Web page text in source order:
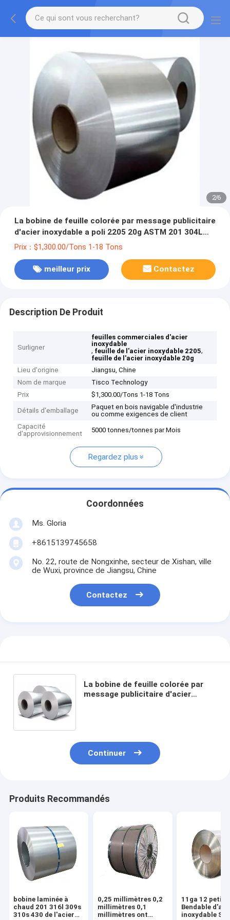
2/6
La bobine de feuille colorée par message publicitaire
d'acier inoxydable a poli 2205 20g ASTM 201 304L
316 316L 410
Prix：$1,300.00/Tons 1-18 Tons
meilleur prix Contactez
Description De Produit
Surligner
feuilles commerciales d'acier
inoxydable
, feuille de l'acier inoxydable 2205,
feuille de l'acier inoxydable 20g
Lieu d'origine
Jiangsu, Chine
Nom de marque
Tisco Technology
Prix
$1,300.00/Tons 1-18 Tons
Détails d'emballage
Paquet en bois navigable d'industrie
ou comme exigences de client
Capacité
d'approvisionnement
5000 tonnes/tonnes par Mois
Regardez plus
Coordonnées
Ms. Gloria
+8615139745658
No. 22, route de Nongxinhe, secteur de Xishan, ville
de Wuxi, province de Jiangsu, Chine
Contactez
La bobine de feuille colorée par
message publicitaire d'acier
Continuer
Produits Recommandés
bobine laminée à
chaud 201 316l 309s
310s 430 de l'acier
0,25 millimètres 0,2
millimètres 0,1
millimètres ont
11ga 12 petit
Bendable
inoxydable